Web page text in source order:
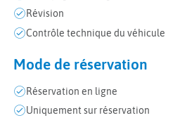
Révision
Contrôle technique du véhicule
Mode de réservation
Réservation en ligne
Uniquement sur réservation